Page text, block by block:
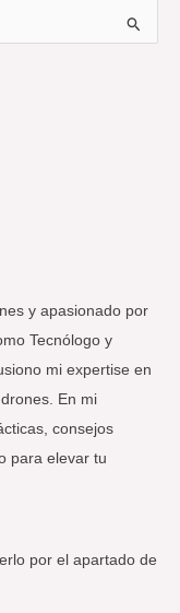
y apasionado por
Tecnólogo y
mi expertise en
En mi
consejos
para elevar tu
por el apartado de